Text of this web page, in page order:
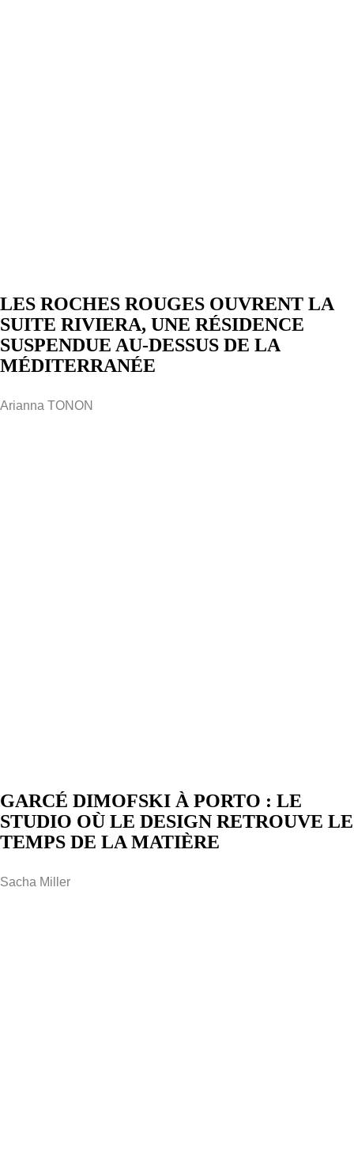
LES ROCHES ROUGES OUVRENT LA
SUITE RIVIERA, UNE RÉSIDENCE
SUSPENDUE AU-DESSUS DE LA
MÉDITERRANÉE
Arianna TONON
GARCÉ DIMOFSKI À PORTO : LE
STUDIO OÙ LE DESIGN RETROUVE LE
TEMPS DE LA MATIÈRE
Sacha Miller